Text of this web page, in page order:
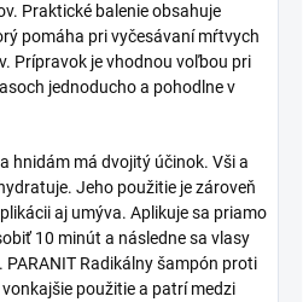
Praktické balenie obsahuje
pomáha pri vyčesávaní mŕtvych
Prípravok je vhodnou voľbou pri
jednoducho a pohodlne v
hnidám má dvojitý účinok. Vši a
Jeho použitie je zároveň
aj umýva. Aplikuje sa priamo
10 minút a následne sa vlasy
Radikálny šampón proti
použitie a patrí medzi